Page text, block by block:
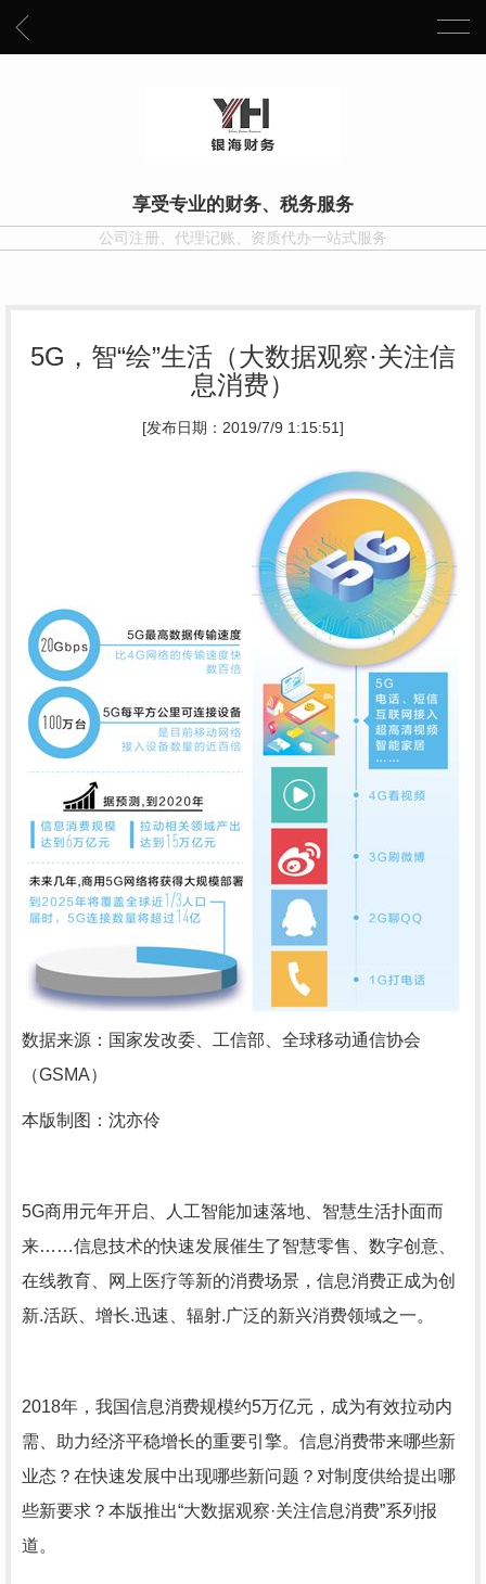
享受专业的财务、税务服务
公司注册、代理记账、资质代办一站式服务
5G，智“绘”生活（大数据观察·关注信
息消费）
[发布日期：2019/7/9 1:15:51]
数据来源：国家发改委、工信部、全球移动通信协会
（GSMA）
本版制图：沈亦伶
5G商用元年开启、人工智能加速落地、智慧生活扑面而
来……信息技术的快速发展催生了智慧零售、数字创意、
在线教育、网上医疗等新的消费场景，信息消费正成为创
新.活跃、增长.迅速、辐射.广泛的新兴消费领域之一。
2018年，我国信息消费规模约5万亿元，成为有效拉动内
需、助力经济平稳增长的重要引擎。信息消费带来哪些新
业态？在快速发展中出现哪些新问题？对制度供给提出哪
些新要求？本版推出“大数据观察·关注信息消费”系列报
道。